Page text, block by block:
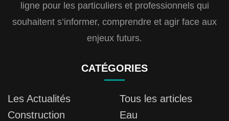
ligne pour les particuliers et professionnels qui
souhaitent s’informer, comprendre et agir face aux
enjeux futurs.
CATÉGORIES
Les Actualités
Tous les articles
Construction
Eau